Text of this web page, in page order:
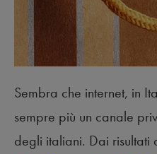
Sembra che internet, in
sempre più un canale
degli italiani. Dai risultati